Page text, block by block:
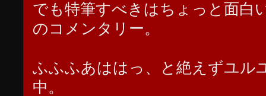
でも特筆すべきはちょっと面白
のコメンタリー。
ふふふあははっ、と絶えずユル
中。